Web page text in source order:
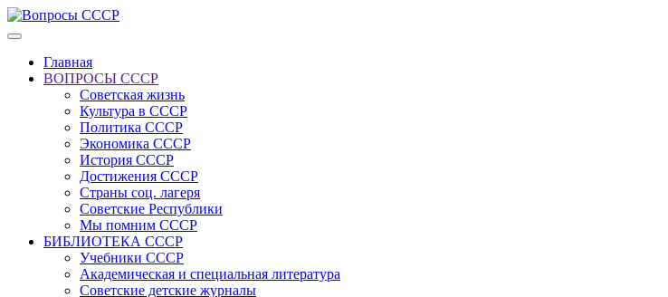
Главная
ВОПРОСЫ СССР
Советская жизнь
Культура в СССР
Политика СССР
Экономика СССР
История СССР
Достижения СССР
Страны соц. лагеря
Советские Республики
Мы помним СССР
БИБЛИОТЕКА СССР
Учебники СССР
Академическая и специальная литература
Советские детские журналы